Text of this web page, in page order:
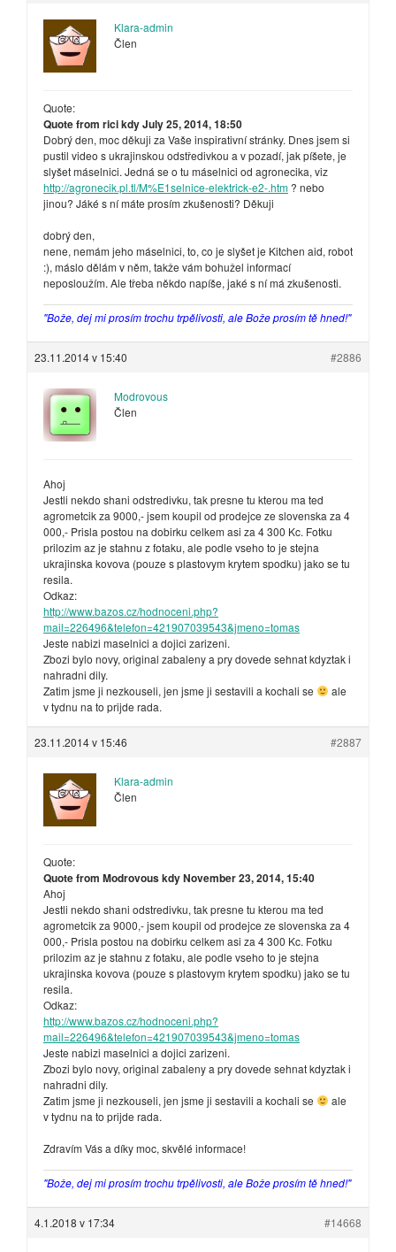
Klara-admin
Člen
Quote:
Quote from rici kdy July 25, 2014, 18:50
Dobrý den, moc děkuji za Vaše inspirativní stránky. Dnes jsem si
pustil video s ukrajinskou odstředivkou a v pozadí, jak píšete, je
slyšet máselnici. Jedná se o tu máselnici od agronecika, viz
http://agronecik.pl.tl/M%E1selnice-elektrick-e2-.htm ? nebo
jinou? Jáké s ní máte prosím zkušenosti? Děkuji
dobrý den,
nene, nemám jeho máselnici, to, co je slyšet je Kitchen aid, robot
:), máslo dělám v něm, takže vám bohužel informací
neposloužím. Ale třeba někdo napíše, jaké s ní má zkušenosti.
"Bože, dej mi prosím trochu trpělivosti, ale Bože prosím tě hned!"
23.11.2014 v 15:40 #2886
Modrovous
Člen
Ahoj
Jestli nekdo shani odstredivku, tak presne tu kterou ma ted
agrometcik za 9000,- jsem koupil od prodejce ze slovenska za 4
000,- Prisla postou na dobirku celkem asi za 4 300 Kc. Fotku
prilozim az je stahnu z fotaku, ale podle vseho to je stejna
ukrajinska kovova (pouze s plastovym krytem spodku) jako se tu
resila.
Odkaz:
http://www.bazos.cz/hodnoceni.php?
mail=226496&telefon=421907039543&jmeno=tomas
Jeste nabizi maselnici a dojici zarizeni.
Zbozi bylo novy, original zabaleny a pry dovede sehnat kdyztak i
nahradni dily.
Zatim jsme ji nezkouseli, jen jsme ji sestavili a kochali se
ale
v tydnu na to prijde rada.
23.11.2014 v 15:46 #2887
Klara-admin
Člen
Quote:
Quote from Modrovous kdy November 23, 2014, 15:40
Ahoj
Jestli nekdo shani odstredivku, tak presne tu kterou ma ted
agrometcik za 9000,- jsem koupil od prodejce ze slovenska za 4
000,- Prisla postou na dobirku celkem asi za 4 300 Kc. Fotku
prilozim az je stahnu z fotaku, ale podle vseho to je stejna
ukrajinska kovova (pouze s plastovym krytem spodku) jako se tu
resila.
Odkaz:
http://www.bazos.cz/hodnoceni.php?
mail=226496&telefon=421907039543&jmeno=tomas
Jeste nabizi maselnici a dojici zarizeni.
Zbozi bylo novy, original zabaleny a pry dovede sehnat kdyztak i
nahradni dily.
Zatim jsme ji nezkouseli, jen jsme ji sestavili a kochali se
ale
v tydnu na to prijde rada.
Zdravím Vás a díky moc, skvělé informace!
"Bože, dej mi prosím trochu trpělivosti, ale Bože prosím tě hned!"
4.1.2018 v 17:34 #14668